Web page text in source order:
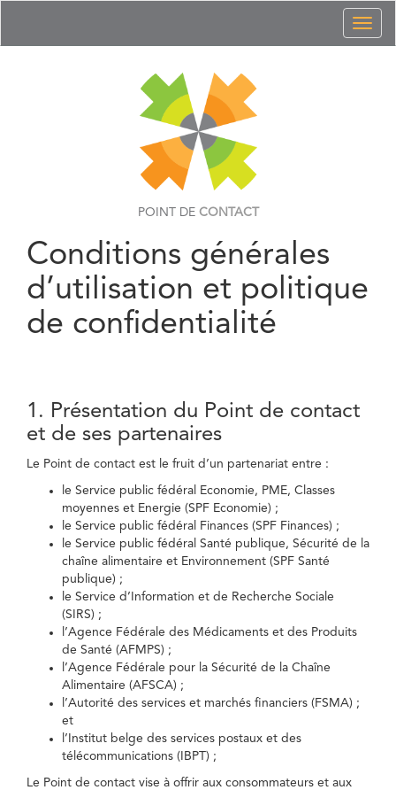
POINT DE CONTACT
Conditions générales
d’utilisation et politique
de confidentialité
1. Présentation du Point de contact
et de ses partenaires
Le Point de contact est le fruit d’un partenariat entre :
le Service public fédéral Economie, PME, Classes
moyennes et Energie (SPF Economie) ;
le Service public fédéral Finances (SPF Finances) ;
le Service public fédéral Santé publique, Sécurité de la
chaîne alimentaire et Environnement (SPF Santé
publique) ;
le Service d’Information et de Recherche Sociale
(SIRS) ;
l’Agence Fédérale des Médicaments et des Produits
de Santé (AFMPS) ;
l’Agence Fédérale pour la Sécurité de la Chaîne
Alimentaire (AFSCA) ;
l’Autorité des services et marchés financiers (FSMA) ;
et
l’Institut belge des services postaux et des
télécommunications (IBPT) ;
Le Point de contact vise à offrir aux consommateurs et aux